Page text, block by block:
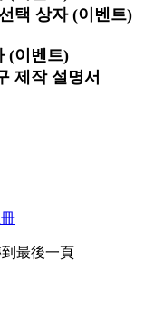
택 상자 (이벤트)
(이벤트)
제작 설명서
最後一頁